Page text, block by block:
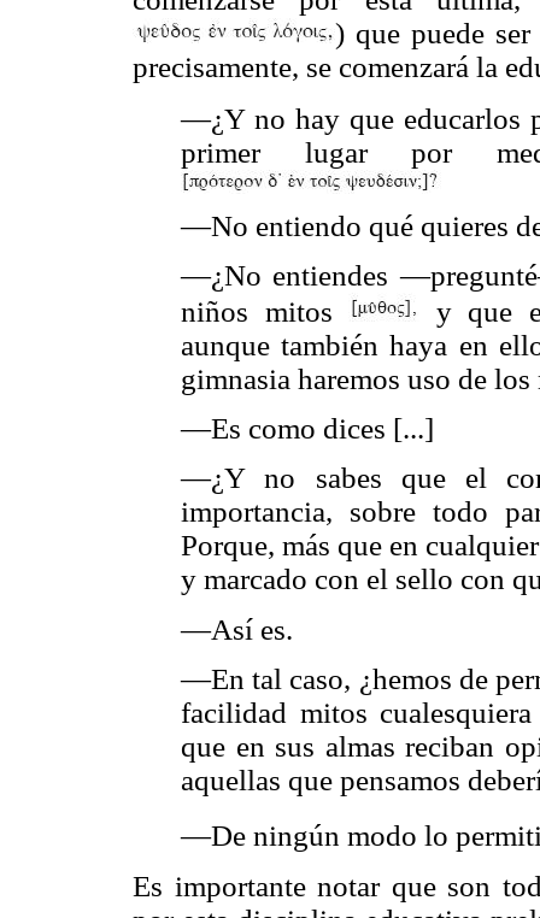
) que puede
precisamente, se comenzará la
—¿Y no hay que educarlos
primer lugar por
—No entiendo qué quieres
—¿No entiendes
niños mitos
y que
aunque también haya en
gimnasia haremos uso de
—Es como dices [...]
—¿Y no sabes que el
importancia, sobre todo
Porque, más que en
y marcado con el sello con
—Así es.
—En tal caso, ¿hemos de
facilidad mitos
que en sus almas reciban
aquellas que pensamos
—De ningún modo lo
Es importante notar que son